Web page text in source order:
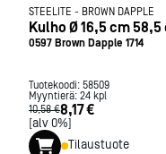
STEELITE - BROWN DAPPLE
Kulho Ø 16,5 cm 58,5
0597 Brown Dapple 1714
Tuotekoodi: 58509
Myyntierä: 24 kpl
10,58 €8,17 €
[alv 0%]
Tilaustuote